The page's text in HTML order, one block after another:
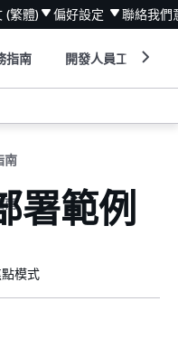
(繁體) 偏好設定 聯絡我們
指南 開發人員工具
南
南署範例
模式